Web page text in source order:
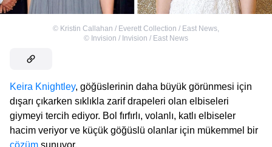
© Kristin Callahan / Everett Collection / East News
© Invision / Invision / East News
Keira Knightley, göğüslerinin daha büyük görünmesi için
dışarı çıkarken sıklıkla zarif drapeleri olan elbiseleri
giymeyi tercih ediyor. Bol fırfırlı, volanlı, katlı elbiseler
hacim veriyor ve küçük göğüslü olanlar için mükemmel bir
çözüm sunuyor.